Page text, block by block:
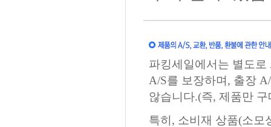
파킹세일에서는 별도
A/S를 보장하며, 출장
않습니다.(즉, 제품만
특히, 소비재 상품(소모